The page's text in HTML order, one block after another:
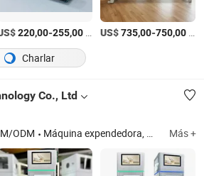
220,00-255,00/Pieza US$735,00-750,00
Charlar
Co., Ltd
ODM Máquina expendedora, máquina expendedora mini, máquina de limpieza de cascos, máquina automática de lavado de zapatos, casillero inteligente, casillero inteligente, máquina expendedora de café inteligente, hardware IoT, PC todo en uno, placa de control Más +